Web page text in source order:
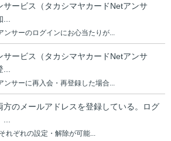
サービス（タカシマヤカードNetアンサ
ンサーのログインにお心当たりが...
サービス（タカシマヤカードNetアンサ
ンサーに再入会・再登録した場合...
方のメールアドレスを登録している。ログ
れぞれの設定・解除が可能...